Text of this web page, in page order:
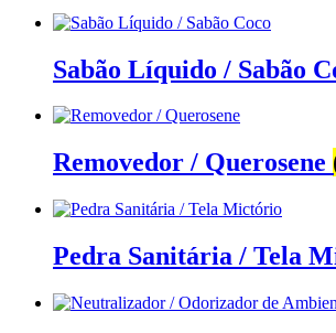
Sabão Líquido / Sabão
Removedor / Querosene
Pedra Sanitária / Tela